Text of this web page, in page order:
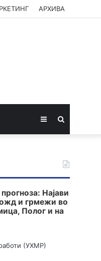
АРХИВА
Sidebar
Најави
и грмежи во
Полог и на
(УХМР)